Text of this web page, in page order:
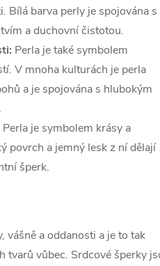
Bílá barva perly je spojována s
a duchovní čistotou.
Perla je také symbolem
V mnoha kulturách je perla
a je spojována s hlubokým
Perla je symbolem krásy a
povrch a jemný lesk z ní dělají
šperk.
vášně a oddanosti a je to tak
tvarů vůbec. Srdcové šperky